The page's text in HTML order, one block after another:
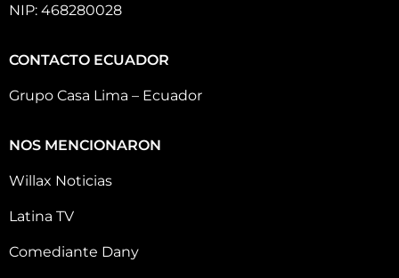
NIP: 468280028
CONTACTO ECUADOR
Grupo Casa Lima – Ecuador
NOS MENCIONARON
Willax Noticias
Latina TV
Comediante Dany